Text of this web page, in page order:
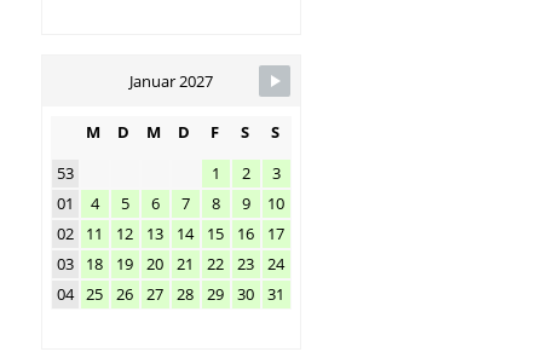
Januar 2027
M D M D F S
S
53
1 2
3
01
4 5 6 7 8 9
10
02
11 12 13 14 15 16
17
03
18 19 20 21 22 23
24
04 25 26 27 28 29 30 31